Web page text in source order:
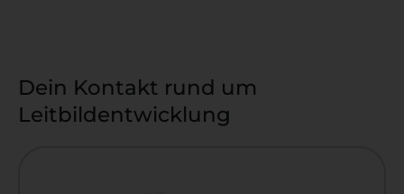
Dein Kontakt rund um
Leitbildentwicklung